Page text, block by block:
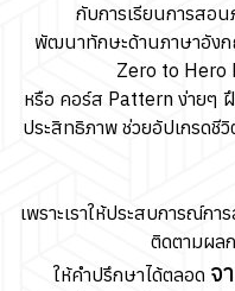
กับการเรียนการสอ
พัฒนาทักษะด้านภาษาอังก
Zero to Hero
หรือ คอร์ส Pattern ง่ายๆ
ประสิทธิภาพ ช่วยอัปเกรดชี
เพราะเราให้ประสบการณ์ก
ติดตามผล
ให้คำปรึกษาได้ตลอด จ